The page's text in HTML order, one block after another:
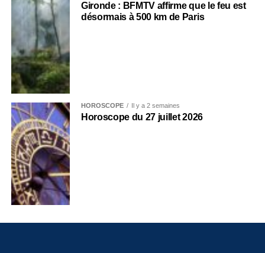
Gironde : BFMTV affirme que le feu est
désormais à 500 km de Paris
HOROSCOPE Il y a 2 semaines
Horoscope du 27 juillet 2026